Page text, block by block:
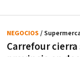
Carrefour cierra
NEGOCIOS /